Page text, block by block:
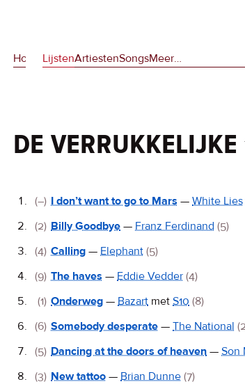
Hoofdnavigatie
Home LijstenArtiestenSongsMeerop
nporadio2.nl
…
de verrukkelijke
De
Verrukkelijke
15
(–) I don’t want to go to Mars — White Lies
(2) Billy Goodbye — Franz Ferdinand (5)
(4) Calling — Elephant (5)
(9) The haves — Eddie Vedder (4)
(1) Onderweg — Bazart met S10 (8)
(6) Somebody desperate — The National
(5) Dancing at the doors of heaven — Son
(3) New tattoo — Brian Dunne (7)